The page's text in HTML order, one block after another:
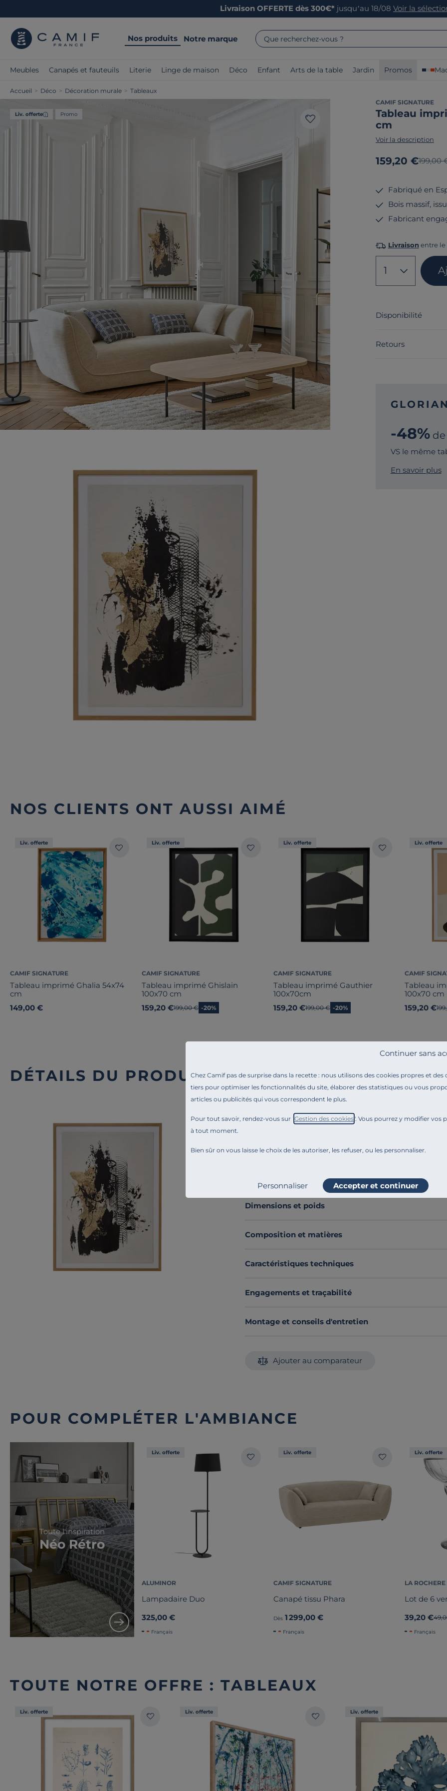
Chez Camif pas de surprise dans la recette : nous utilisons des cookies propres et des
tiers pour optimiser les fonctionnalités du site, élaborer des statistiques ou vous
articles ou publicités qui vous correspondent le plus.
Pour tout savoir, rendez-vous sur " Gestion des cookies". Vous pourrez y modifier vos
à tout moment.
Bien sûr on vous laisse le choix de les autoriser, les refuser, ou les personnaliser.
Continuer sans
Personnaliser Accepter et continuer
Livraison OFFERTE dès 300€* jusqu’au 18/08 Voir la
Nos produits Notre marque Que recherchez-vous ?
Meubles Canapés et fauteuils Literie Linge de maison Déco Enfant Arts de la table Jardin Promos
Accueil > Déco > Décoration murale > Tableaux
Liv. offerte Promo
CAMIF SIGNATURE
Tableau
cm
Voir la description
Nouveau prix
159,20 €Ancien
199,00
Fabriqué en
Bois massif,
Fabricant
Livraison entre le
1
Disponibilité
Retours
GLORIAN
-48%de
VS le même
En savoir plus
NOS CLIENTS ONT AUSSI AIMÉ
Liv. offerte
CAMIF SIGNATURE
Tableau imprimé Ghalia 54x74
cm
149,00 €
Liv. offerte
CAMIF SIGNATURE
Tableau imprimé Ghislain
100x70 cm
159,20 €Ancien prix
199,00 € -20%
Liv. offerte
CAMIF SIGNATURE
Tableau imprimé Gauthier
100x70cm
159,20 €Ancien prix
199,00 € -20%
Liv. offerte
CAMIF
Tableau
100x70 cm
159,20 €
DÉTAILS DU PRODUIT
Référence : 10039107
Embellissez votre intérieur avecle tableau imprimé
cette pièce est un
cadre en
Chaquetableau est imprimé sur un panneau MDF
qui cherchent à ajouter une dimension artistique et
Avec le tableau Glorian, vous faites entrer l'art et
sophistication à chaque pièce.
Dimensions et poids
Composition et matières
Caractéristiques techniques
Engagements et traçabilité
Montage et conseils d'entretien
Ajouter au comparateur
POUR COMPLÉTER L'AMBIANCE
Toute l'inspiration
Néo Rétro
Liv. offerte
ALUMINOR
Lampadaire Duo
325,00 €
Français
Liv. offerte
CAMIF SIGNATURE
Canapé tissu Phara
Dès 1 299,00 €
Français
Liv. offerte
LA ROCHERE
Lot de 6
39,20 €
Français
TOUTE NOTRE OFFRE : TABLEAUX
Liv. offerte Liv. offerte Liv. offerte